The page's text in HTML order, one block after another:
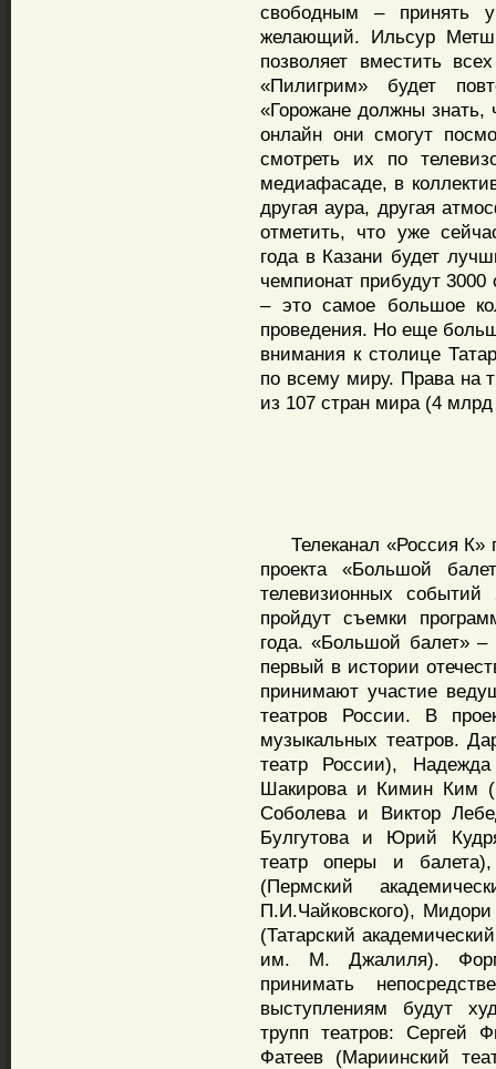
свободным – принять
желающий. Ильсур
позволяет вместить
«Пилигрим» будет
«Горожане должны
онлайн они смогут
смотреть их по
медиафасаде, в
другая аура, другая
отметить, что уже
года в Казани будет
чемпионат прибудут 3000
– это самое большое
проведения. Но еще
внимания к столице
по всему миру. Права на
из 107 стран мира (4 млрд
Телеканал «Россия К»
проекта «Большой
телевизионных
пройдут съемки
года. «Большой балет» –
первый в истории
принимают участие
театров России. В
музыкальных театров.
театр России),
Шакирова и Кимин Ким
Соболева и Виктор
Булгутова и Юрий
театр оперы и
(Пермский
П.И.Чайковского),
(Татарский
им. М. Джалиля).
принимать
выступлениям будут
трупп театров: Сергей
Фатеев (Мариинский